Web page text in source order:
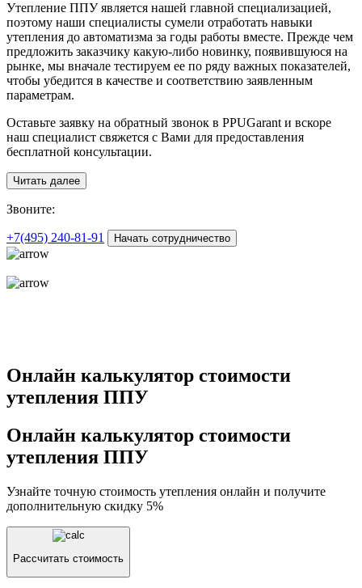
Утепление ППУ является нашей главной специализацией,
поэтому наши специалисты сумели отработать навыки
утепления до автоматизма за годы работы вместе. Прежде чем
предложить заказчику какую-либо новинку, появившуюся на
рынке, мы вначале тестируем ее по ряду важных показателей,
чтобы убедится в качестве и соответствию заявленным
параметрам.
Оставьте заявку на обратный звонок в PPUGarant и вскоре
наш специалист свяжется с Вами для предоставления
бесплатной консультации.
Читать далее
Звоните:
+7(495) 240-81-91 Начать сотрудничество
Онлайн калькулятор стоимости
утепления ППУ
Онлайн калькулятор стоимости
утепления ППУ
Узнайте точную стоимость утепления онлайн и получите
дополнительную скидку 5%
Рассчитать стоимость